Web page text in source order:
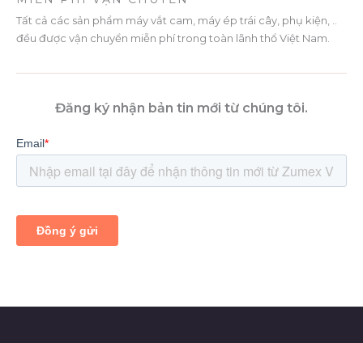
Tất cả các sản phẩm máy vắt cam, máy ép trái cây, phụ kiện, ..
đều được vận chuyển miễn phí trong toàn lãnh thổ Việt Nam.
Đăng ký nhận bản tin mới từ chúng tôi.